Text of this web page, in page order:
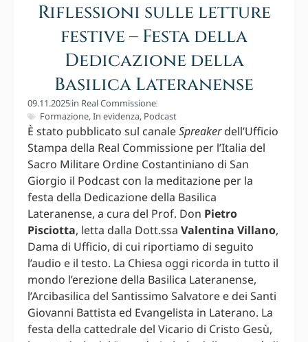
Riflessioni sulle letture
festive – Festa della
Dedicazione della
Basilica Lateranense
09.11.2025in Real Commissione
Formazione,In evidenza, Podcast
È stato pubblicato sul canaleSpreakerdell’Ufficio
Stampa della Real Commissione per l’Italia del
Sacro Militare Ordine Costantiniano di San
Giorgio il Podcast con la meditazione per la
festa della Dedicazione della Basilica
Lateranense, a cura del Prof. Don Pietro
Pisciotta, letta dalla Dott.ssa Valentina Villano,
Dama di Ufficio, di cui riportiamo di seguito
l’audio e il testo. La Chiesa oggi ricorda in tutto il
mondo l’erezione della Basilica Lateranense,
l’Arcibasilica del Santissimo Salvatore e dei Santi
Giovanni Battista ed Evangelista in Laterano. La
festa della cattedrale del Vicario di Cristo Gesù,